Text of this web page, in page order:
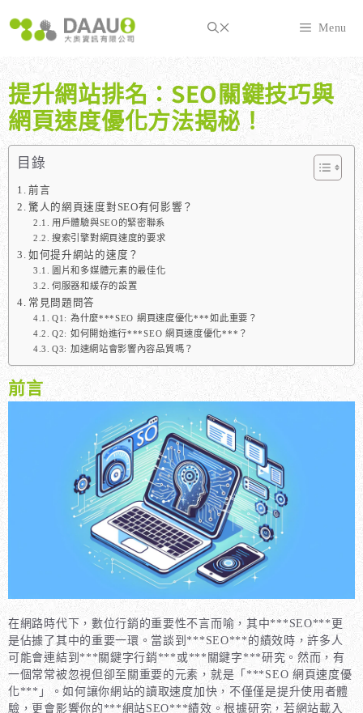
至
內
容
Menu
提升網站排名：SEO關鍵技巧與
網頁速度優化方法揭秘！
目錄
前言
驚人的網頁速度對SEO有何影響？
用戶體驗與SEO的緊密聯系
搜索引擎對網頁速度的要求
如何提升網站的速度？
圖片和多媒體元素的最佳化
伺服器和緩存的設置
常見問題問答
Q1: 為什麼***SEO 網頁速度優化***如此重要？
Q2: 如何開始進行***SEO 網頁速度優化***？
Q3: 加速網站會影響內容品質嗎？
前言
在網路時代下，數位行銷的重要性不言而喻，其中***SEO***更
是佔據了其中的重要一環。當談到***SEO***的績效時，許多人
可能會連結到***關鍵字行銷***或***關鍵字***研究。然而，有
一個常常被忽視但卻至關重要的元素，就是「***SEO 網頁速度優
化***」。如何讓你網站的讀取速度加快，不僅僅是提升使用者體
驗，更會影響你的***網站SEO***績效。根據研究，若網站載入